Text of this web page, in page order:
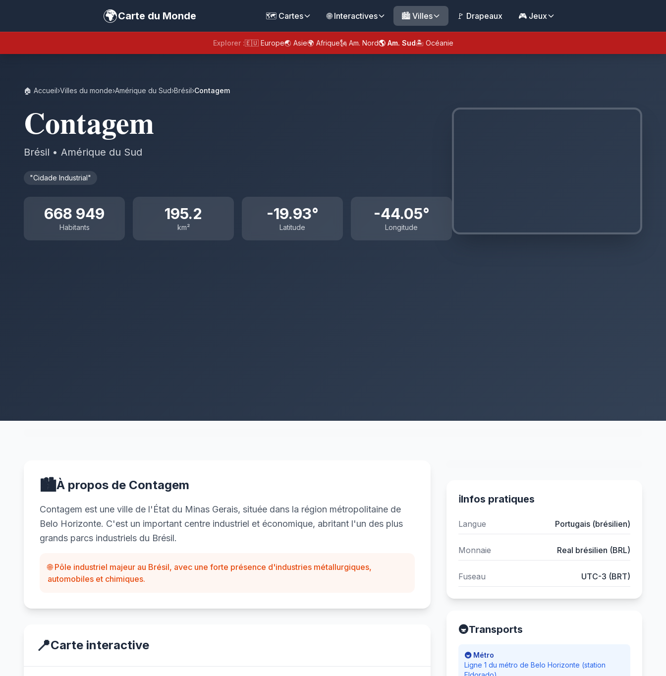
🌍Carte du Monde 🗺️ Cartes 🌐 Interactives 🏙️ Villes 🚩 Drapeaux 🎮 Jeux
Explorer :🇪🇺 Europe🌏 Asie🌍 Afrique🗽 Am. Nord🌎 Am. Sud🏝️ Océanie
🏠 Accueil›Villes du monde›Amérique du Sud›Brésil›Contagem
Contagem
Brésil • Amérique du Sud
"Cidade Industrial"
668 949
Habitants
195.2
km²
-19.93°
Latitude
-44.05°
Longitude
🏙️À propos de Contagem
Contagem est une ville de l'État du Minas Gerais, située dans la région métropolitaine de
Belo Horizonte. C'est un important centre industriel et économique, abritant l'un des plus
grands parcs industriels du Brésil.
🌐 Pôle industriel majeur au Brésil, avec une forte présence d'industries métallurgiques,
automobiles et chimiques.
📍Carte interactive
ℹ️Infos pratiques
Langue Portugais (brésilien)
Monnaie Real brésilien (BRL)
Fuseau UTC-3 (BRT)
🚇Transports
🚇 Métro
Ligne 1 du métro de Belo Horizonte (station